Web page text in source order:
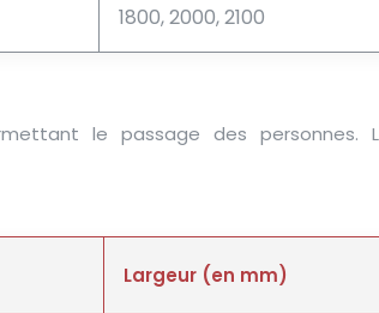
1800, 2000, 2100
le passage des personnes.
Largeur (en mm)